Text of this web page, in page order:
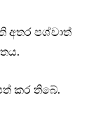
අතර පශ්චාත්
කර තිබේ.